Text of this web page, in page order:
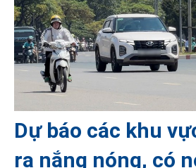
Dự báo các khu
ra nắng nóng, có